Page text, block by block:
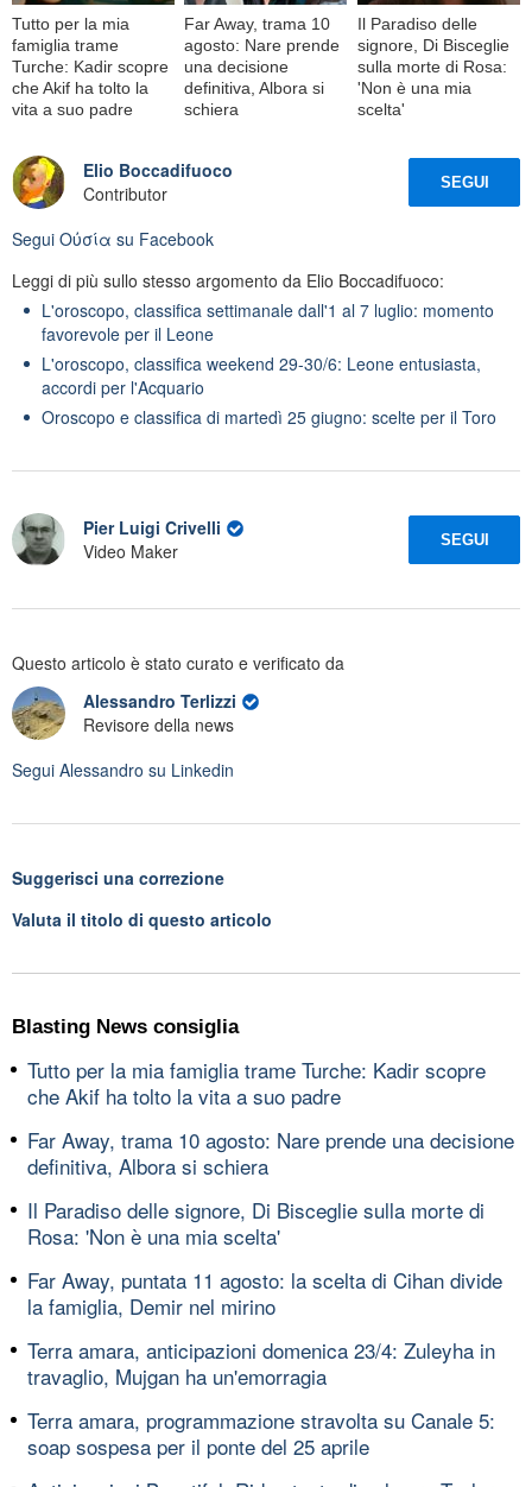
Tutto per la mia
famiglia trame
Turche: Kadir scopre
che Akif ha tolto la
vita a suo padre
Far Away, trama 10
agosto: Nare prende
una decisione
definitiva, Albora si
schiera
Il Paradiso delle
signore, Di Bisceglie
sulla morte di Rosa:
'Non è una mia
scelta'
Elio Boccadifuoco
Contributor
SEGUI
Segui Oὐσία su Facebook
Leggi di più sullo stesso argomento da Elio Boccadifuoco:
L'oroscopo, classifica settimanale dall'1 al 7 luglio: momento
favorevole per il Leone
L'oroscopo, classifica weekend 29-30/6: Leone entusiasta,
accordi per l'Acquario
Oroscopo e classifica di martedì 25 giugno: scelte per il Toro
Pier Luigi Crivelli
Video Maker
SEGUI
Questo articolo è stato curato e verificato da
Alessandro Terlizzi
Revisore della news
Segui Alessandro su Linkedin
Suggerisci una correzione
Valuta il titolo di questo articolo
Blasting News consiglia
Tutto per la mia famiglia trame Turche: Kadir scopre
che Akif ha tolto la vita a suo padre
Far Away, trama 10 agosto: Nare prende una decisione
definitiva, Albora si schiera
Il Paradiso delle signore, Di Bisceglie sulla morte di
Rosa: 'Non è una mia scelta'
Far Away, puntata 11 agosto: la scelta di Cihan divide
la famiglia, Demir nel mirino
Terra amara, anticipazioni domenica 23/4: Zuleyha in
travaglio, Mujgan ha un'emorragia
Terra amara, programmazione stravolta su Canale 5:
soap sospesa per il ponte del 25 aprile